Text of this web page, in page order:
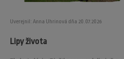
Uverejnil: Anna Uhrinová dňa 20.07.2026
Lipy života